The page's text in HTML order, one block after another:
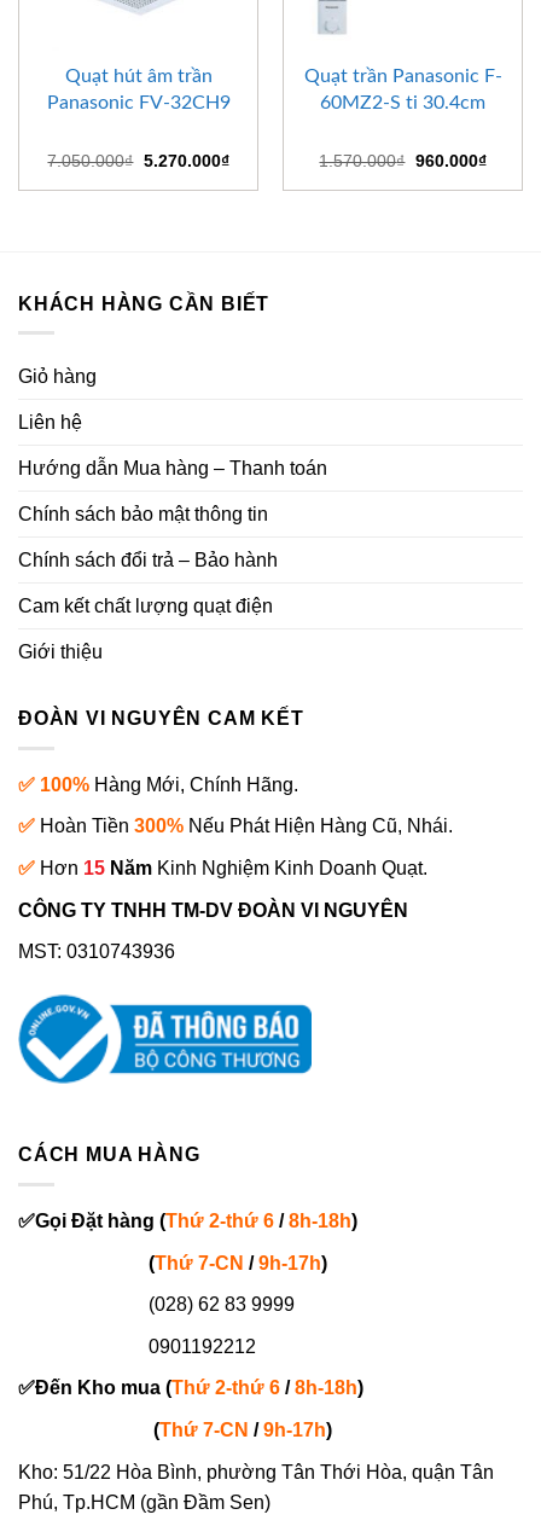
Quạt hút âm trần
Panasonic FV-32CH9
7.050.000₫ Giá
là:
5.270.000₫Giá
tại
Quạt trần Panasonic F-
60MZ2-S ti 30.4cm
1.570.000₫ Giá
là:
960.000₫Giá
tại
KHÁCH HÀNG CẦN BIẾT
Giỏ hàng
Liên hệ
Hướng dẫn Mua hàng – Thanh toán
Chính sách bảo mật thông tin
Chính sách đổi trả – Bảo hành
Cam kết chất lượng quạt điện
Giới thiệu
ĐOÀN VI NGUYÊN CAM KẾT
✅ 100% Hàng Mới, Chính Hãng.
✅ Hoàn Tiền 300% Nếu Phát Hiện Hàng Cũ, Nhái.
✅ Hơn 15 Năm Kinh Nghiệm Kinh Doanh Quạt.
CÔNG TY TNHH TM-DV ĐOÀN VI NGUYÊN
MST: 0310743936
CÁCH MUA HÀNG
✅Gọi Đặt hàng (Thứ 2-thứ 6 /8h-18h)
(Thứ 7-CN /9h-17h)
(028) 62 83 9999
0901192212
✅Đến Kho mua (Thứ 2-thứ 6 /8h-18h)
(Thứ 7-CN /9h-17h)
Kho: 51/22 Hòa Bình, phường Tân Thới Hòa, quận Tân
Phú, Tp.HCM (gần Đầm Sen)